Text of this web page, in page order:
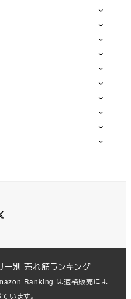
ー別 売れ筋ランキング
Ranking は適格販売によ
います。